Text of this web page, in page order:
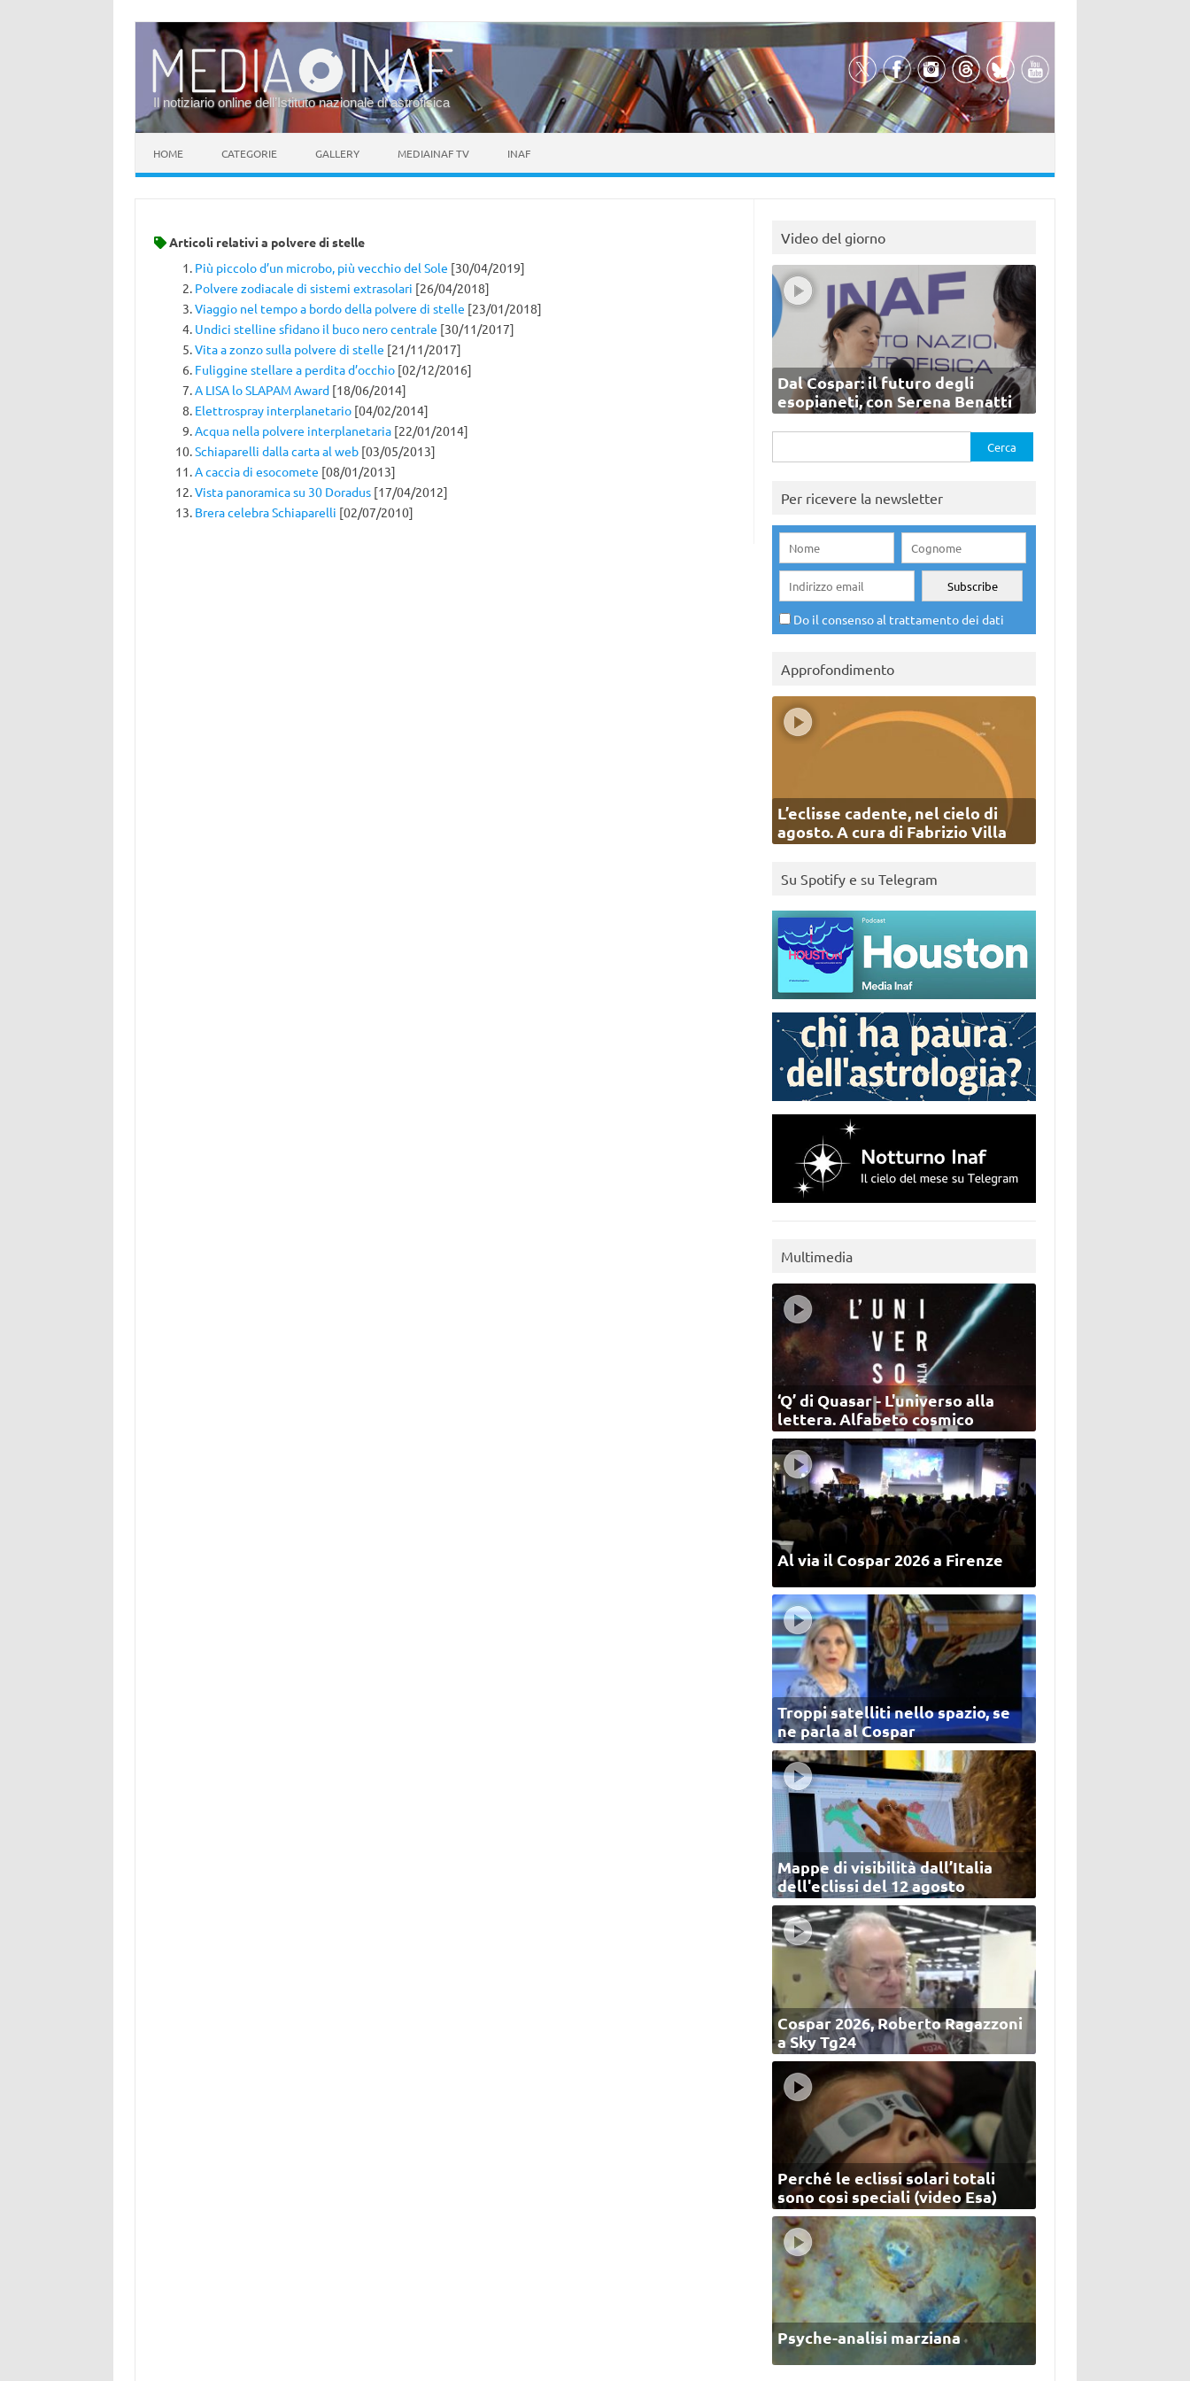
Il notiziario online dell’Istituto nazionale di astrofisica
HOME CATEGORIE GALLERY MEDIAINAF TV INAF
Articoli relativi a polvere di stelle
Più piccolo d’un microbo, più vecchio del Sole [30/04/2019]
Polvere zodiacale di sistemi extrasolari [26/04/2018]
Viaggio nel tempo a bordo della polvere di stelle [23/01/2018]
Undici stelline sfidano il buco nero centrale [30/11/2017]
Vita a zonzo sulla polvere di stelle [21/11/2017]
Fuliggine stellare a perdita d’occhio[02/12/2016]
A LISA lo SLAPAM Award[18/06/2014]
Elettrospray interplanetario[04/02/2014]
Acqua nella polvere interplanetaria[22/01/2014]
Schiaparelli dalla carta al web[03/05/2013]
A caccia di esocomete [08/01/2013]
Vista panoramica su 30 Doradus[17/04/2012]
Brera celebra Schiaparelli [02/07/2010]
Video del giorno
Dal Cospar: il futuro degli
esopianeti, con Serena Benatti
per:
Per ricevere la newsletter
Do il consenso al trattamento dei dati
Approfondimento
L’eclisse cadente, nel cielo di
agosto. A cura di Fabrizio Villa
Su Spotify e su Telegram
Multimedia
‘Q’ di Quasar - L'universo alla
lettera. Alfabeto cosmico
Al via il Cospar 2026 a Firenze
Troppi satelliti nello spazio, se
ne parla al Cospar
Mappe di visibilità dall’Italia
dell'eclissi del 12 agosto
Cospar 2026, Roberto Ragazzoni
a Sky Tg24
Perché le eclissi solari totali
sono così speciali (video Esa)
Psyche-analisi marziana